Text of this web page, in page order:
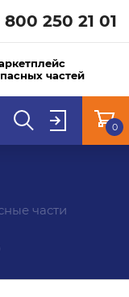
800 250 21 01
частей
0
части